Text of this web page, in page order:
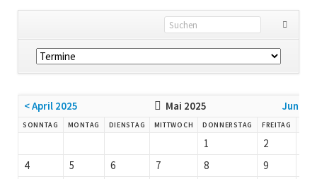
Navigation
überspringen
< April 2025 Mai 2025 Juni
SONNTAG MONTAG DIENSTAG MITTWOCH DONNERSTAG FREITAG
1 2
4
5 6 7 8 9